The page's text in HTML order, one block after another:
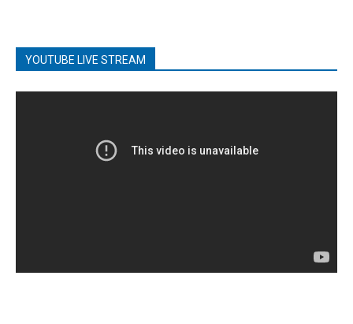
YOUTUBE LIVE STREAM